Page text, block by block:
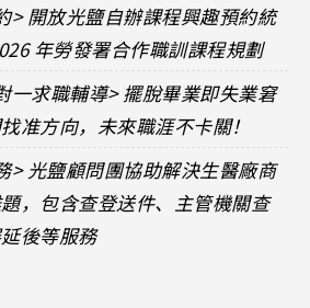
> 開放光鹽自辦課程興趣預約統
年勞發署合作職訓課程規劃
一求職輔導> 擺脫畢業即失業窘
准方向，未來職涯不卡關！
> 光鹽顧問團協助解決生醫廠商
，包含查登送件、主管機關查
後等服務